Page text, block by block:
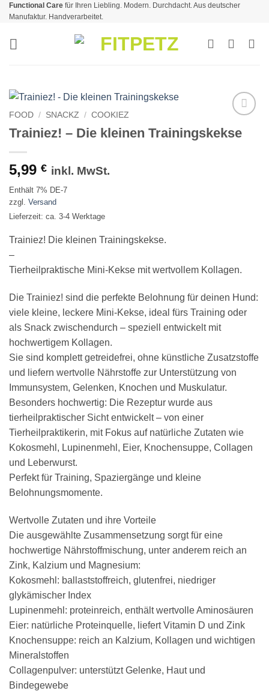
Zum
Inhalt
springen
Functional Care für Ihren Liebling. Modern. Durchdacht. Aus deutscher
Manufaktur. Handverarbeitet.
Wunschliste
FOOD / SNACKZ / COOKIEZ
Trainiez! – Die kleinen Trainingskekse
5,99 € inkl. MwSt.
Enthält 7% DE-7
zzgl. Versand
Lieferzeit: ca. 3-4 Werktage
Trainiez! Die kleinen Trainingskekse.
–
Tierheilpraktische Mini-Kekse mit wertvollem Kollagen.
Die Trainiez! sind die perfekte Belohnung für deinen Hund:
viele kleine, leckere Mini-Kekse, ideal fürs Training oder
als Snack zwischendurch – speziell entwickelt mit
hochwertigem Kollagen.
Sie sind komplett getreidefrei, ohne künstliche Zusatzstoffe
und liefern wertvolle Nährstoffe zur Unterstützung von
Immunsystem, Gelenken, Knochen und Muskulatur.
Besonders hochwertig: Die Rezeptur wurde aus
tierheilpraktischer Sicht entwickelt – von einer
Tierheilpraktikerin, mit Fokus auf natürliche Zutaten wie
Kokosmehl, Lupinenmehl, Eier, Knochensuppe, Collagen
und Leberwurst.
Perfekt für Training, Spaziergänge und kleine
Belohnungsmomente.
Wertvolle Zutaten und ihre Vorteile
Die ausgewählte Zusammensetzung sorgt für eine
hochwertige Nährstoffmischung, unter anderem reich an
Zink, Kalzium und Magnesium:
Kokosmehl: ballaststoffreich, glutenfrei, niedriger
glykämischer Index
Lupinenmehl: proteinreich, enthält wertvolle Aminosäuren
Eier: natürliche Proteinquelle, liefert Vitamin D und Zink
Knochensuppe: reich an Kalzium, Kollagen und wichtigen
Mineralstoffen
Collagenpulver: unterstützt Gelenke, Haut und
Bindegewebe